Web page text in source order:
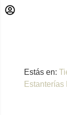
Estás en:
Estanterías